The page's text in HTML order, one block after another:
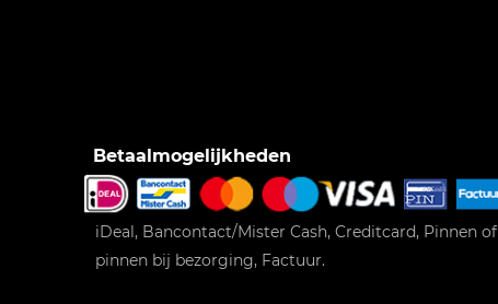
Betaalmogelijkheden
iDeal, Bancontact/Mister Cash, Creditcard, Pinnen of
pinnen bij bezorging, Factuur.